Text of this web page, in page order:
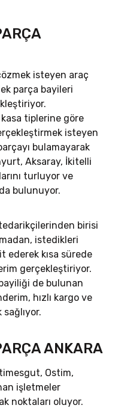
isteyen araç
parça bayileri
tiplerine göre
isteyen
bulamayarak
Aksaray, İkitelli
turluyor ve
bulunuyor.
birisi
istedikleri
ederek kısa sürede
gerçekleştiriyor.
de bulunan
hızlı kargo ve
ANKARA
Ostim,
işletmeler
noktaları oluyor.